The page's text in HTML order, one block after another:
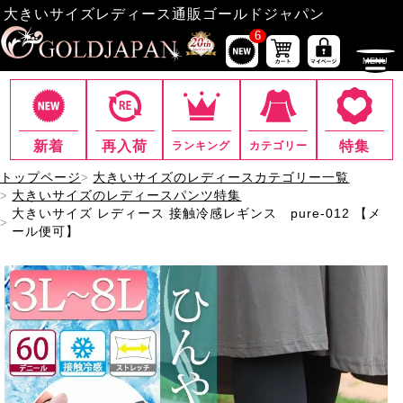
大きいサイズレディース通販ゴールドジャパン
6
新着 再入荷 ランキング カテゴリー 特集
トップページ
大きいサイズのレディースカテゴリー一覧
大きいサイズのレディースパンツ特集
大きいサイズ レディース 接触冷感レギンス pure-012 【メ
ール便可】